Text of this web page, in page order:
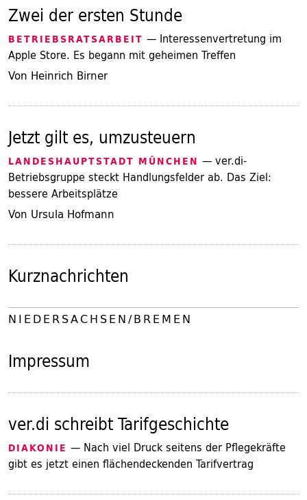
Zwei der ersten Stunde
BETRIEBSRATSARBEIT — Interessenvertretung im
Apple Store. Es begann mit geheimen Treffen
Von Heinrich Birner
Jetzt gilt es, umzusteuern
LANDESHAUPTSTADT MÜNCHEN — ver.di-
Betriebsgruppe steckt Handlungsfelder ab. Das Ziel:
bessere Arbeitsplätze
Von Ursula Hofmann
Kurznachrichten
NIEDERSACHSEN/BREMEN
Impressum
ver.di schreibt Tarifgeschichte
DIAKONIE — Nach viel Druck seitens der Pflegekräfte
gibt es jetzt einen flächendeckenden Tarifvertrag